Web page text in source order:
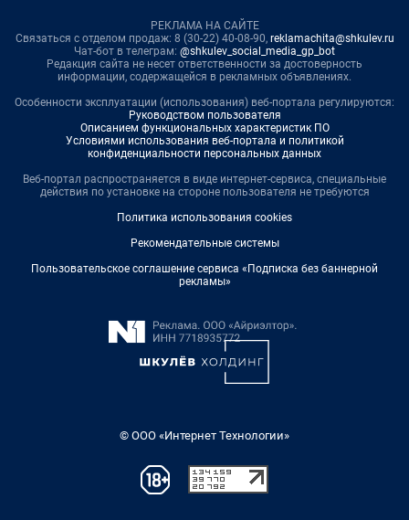
РЕКЛАМА НА САЙТЕ
Связаться с отделом продаж: 8 (30-22) 40-08-90, reklamachita@shkulev.ru
Чат-бот в телеграм: @shkulev_social_media_gp_bot
Редакция сайта не несет ответственности за достоверность
информации, содержащейся в рекламных объявлениях.
Особенности эксплуатации (использования) веб-портала регулируются:
Руководством пользователя
Описанием функциональных характеристик ПО
Условиями использования веб-портала и политикой
конфиденциальности персональных данных
Веб-портал распространяется в виде интернет-сервиса, специальные
действия по установке на стороне пользователя не требуются
Политика использования cookies
Рекомендательные системы
Пользовательское соглашение сервиса «Подписка без баннерной
рекламы»
© ООО «Интернет Технологии»